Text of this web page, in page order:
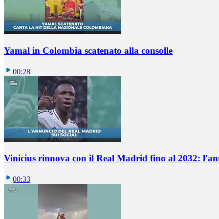
Yamal in Colombia scatenato alla consolle
00:28
Vinicius rinnova con il Real Madrid fino al 2032:
00:33